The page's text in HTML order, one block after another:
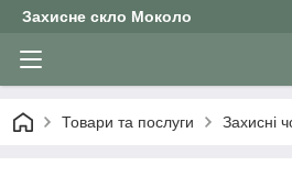
Захисне скло Moколо
Товари та послуги Захисні